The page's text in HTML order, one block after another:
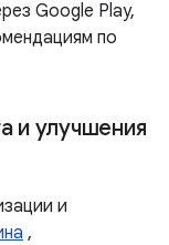
Google Play,
по
и улучшения
и
,